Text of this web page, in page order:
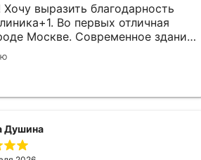
выразить благодарность
Во первых отличная
Москве. Современное здание
в клинике. Приветливый
зона на высшем уровне.
врачу Левиашвили М.М.
Душина